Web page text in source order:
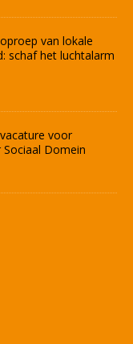
van lokale
schaf het luchtalarm
voor
Domein